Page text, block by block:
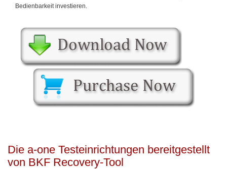
Bedienbarkeit investieren.
Die a-one Testeinrichtungen bereitgestellt
von BKF Recovery-Tool